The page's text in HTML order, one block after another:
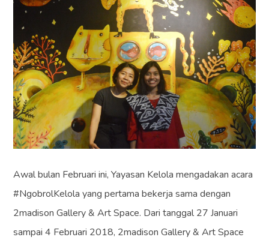
Awal bulan Februari ini, Yayasan Kelola mengadakan acara
#NgobrolKelola yang pertama bekerja sama dengan
2madison Gallery & Art Space. Dari tanggal 27 Januari
sampai 4 Februari 2018, 2madison Gallery & Art Space